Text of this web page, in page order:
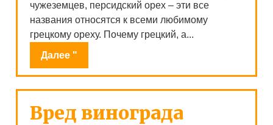
чужеземцев, персидский орех – эти все
названия относятся к всеми любимому
грецкому ореху. Почему грецкий, а...
Далее "
Вред винограда